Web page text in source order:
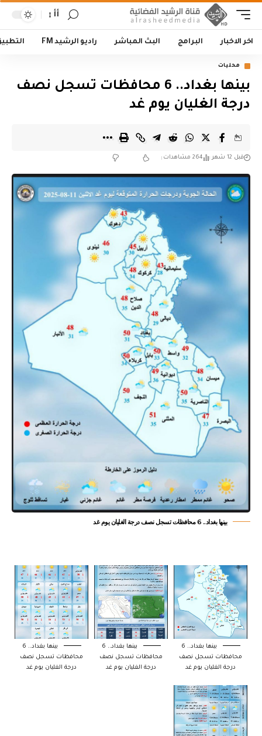
أأ
اخر الاخبار البرامج البث المباشر راديو الرشيد FM
محليات
بينها بغداد.. 6 محافظات تسجل نصف
درجة الغليان يوم غد
قبل 12 شهر 264 مشاهدات
بينها بغداد.. 6 محافظات تسجل نصف درجة الغليان يوم غد
بينها بغداد.. 6
محافظات تسجل نصف
درجة الغليان يوم غد
بينها بغداد.. 6
محافظات تسجل نصف
درجة الغليان يوم غد
بينها بغداد.. 6
محافظات تسجل نصف
درجة الغليان يوم غد